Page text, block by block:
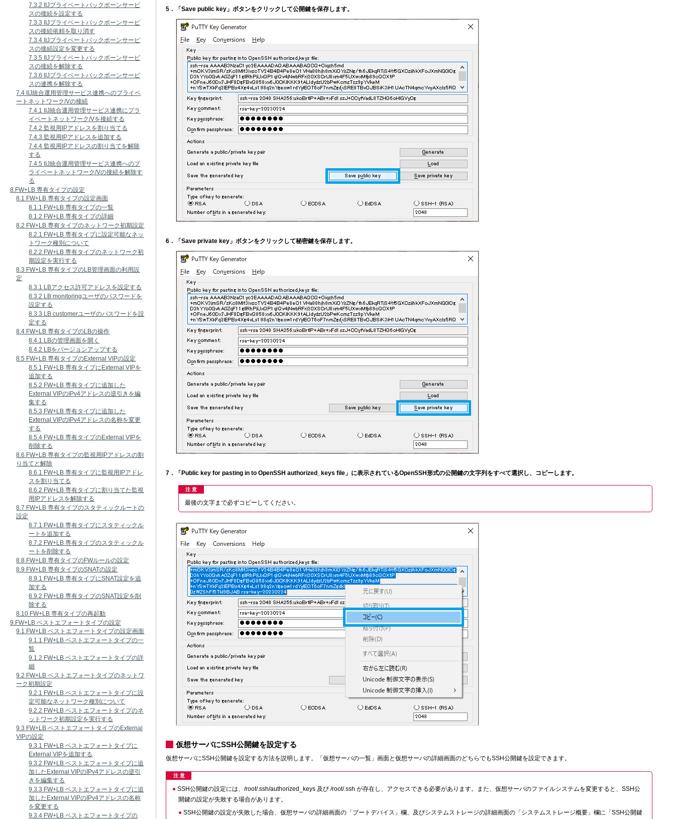
7.3.2 IIJプライベートバックボーンサービ
スの接続を設定する
7.3.3 IIJプライベートバックボーンサービ
スの接続依頼を取り消す
7.3.4 IIJプライベートバックボーンサービ
スの接続設定を変更する
7.3.5 IIJプライベートバックボーンサービ
スの接続を解除する
7.3.6 IIJプライベートバックボーンサービ
スの連携を解除する
7.4 IIJ統合運用管理サービス連携へのプライベ
ートネットワーク/Vの接続
7.4.1 IIJ統合運用管理サービス連携にプラ
イベートネットワーク/Vを接続する
7.4.2 監視用IPアドレスを割り当てる
7.4.3 監視用IPアドレスを追加する
7.4.4 監視用IPアドレスの割り当てを解除
する
7.4.5 IIJ統合運用管理サービス連携へのプ
ライベートネットワーク/Vの接続を解除す
る
8.FW+LB 専有タイプの設定
8.1 FW+LB 専有タイプの設定画面
8.1.1 FW+LB 専有タイプの一覧
8.1.2 FW+LB 専有タイプの詳細
8.2 FW+LB 専有タイプのネットワーク初期設定
8.2.1 FW+LB 専有タイプに設定可能なネッ
トワーク種別について
8.2.2 FW+LB 専有タイプのネットワーク初
期設定を実行する
8.3 FW+LB 専有タイプのLB管理画面の利用設
定
8.3.1 LBアクセス許可アドレスを設定する
8.3.2 LB monitoringユーザのパスワードを
設定する
8.3.3 LB customerユーザのパスワードを設
定する
8.4 FW+LB 専有タイプのLBの操作
8.4.1 LBの管理画面を開く
8.4.2 LBをバージョンアップする
8.5 FW+LB 専有タイプのExternal VIPの設定
8.5.1 FW+LB 専有タイプにExternal VIPを
追加する
8.5.2 FW+LB 専有タイプに追加した
External VIPのIPv4アドレスの逆引きを編
集する
8.5.3 FW+LB 専有タイプに追加した
External VIPのIPv4アドレスの名称を変更
する
8.5.4 FW+LB 専有タイプのExternal VIPを
削除する
8.6 FW+LB 専有タイプの監視用IPアドレスの割
り当てと解除
8.6.1 FW+LB 専有タイプに監視用IPアドレ
スを割り当てる
8.6.2 FW+LB 専有タイプに割り当てた監視
用IPアドレスを解除する
8.7 FW+LB 専有タイプのスタティックルートの
設定
8.7.1 FW+LB 専有タイプにスタティックル
ートを追加する
8.7.2 FW+LB 専有タイプのスタティックル
ートを削除する
8.8 FW+LB 専有タイプのFWルールの設定
8.9 FW+LB 専有タイプのSNATの設定
8.9.1 FW+LB 専有タイプにSNAT設定を追
加する
8.9.2 FW+LB 専有タイプのSNAT設定を削
除する
8.10 FW+LB 専有タイプの再起動
9.FW+LB ベストエフォートタイプの設定
9.1 FW+LB ベストエフォートタイプの設定画面
9.1.1 FW+LB ベストエフォートタイプの一
覧
9.1.2 FW+LB ベストエフォートタイプの詳
細
9.2 FW+LB ベストエフォートタイプのネットワ
ーク初期設定
9.2.1 FW+LB ベストエフォートタイプに設
定可能なネットワーク種別について
9.2.2 FW+LB ベストエフォートタイプのネ
ットワーク初期設定を実行する
9.3 FW+LB ベストエフォートタイプのExternal
VIPの設定
9.3.1 FW+LB ベストエフォートタイプに
External VIPを追加する
9.3.2 FW+LB ベストエフォートタイプに追
加したExternal VIPのIPv4アドレスの逆引
きを編集する
9.3.3 FW+LB ベストエフォートタイプに追
加したExternal VIPのIPv4アドレスの名称
を変更する
9.3.4 FW+LB ベストエフォートタイプの
5．「Save public key」ボタンをクリックして公開鍵を保存します。
6．「Save private key」ボタンをクリックして秘密鍵を保存します。
7．「Public key for pasting in to OpenSSH authorized_keys file」に表示されているOpenSSH形式の公開鍵の文字列をすべて選択し、コピーします。
注 意
最後の文字まで必ずコピーしてください。
仮想サーバにSSH公開鍵を設定する
仮想サーバにSSH公開鍵を設定する方法を説明します。「仮想サーバの一覧」画面と仮想サーバの詳細画面のどちらでもSSH公開鍵を設定できます。
注 意
SSH公開鍵の設定には、/root/.ssh/authorized_keys 及び /root/.ssh が存在し、アクセスできる必要があります。また、仮想サーバのファイルシステムを変更すると、SSH公
開鍵の設定が失敗する場合があります。
SSH公開鍵の設定が失敗した場合、仮想サーバの詳細画面の「ブートデバイス」欄、及びシステムストレージの詳細画面の「システムストレージ概要」欄に「SSH公開鍵